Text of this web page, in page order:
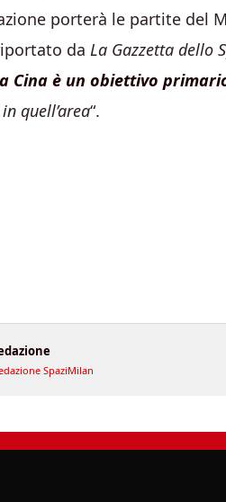
porterà le partite del
da La Gazzetta dello
Cina è un obiettivo
quell’area“.
SpaziMilan